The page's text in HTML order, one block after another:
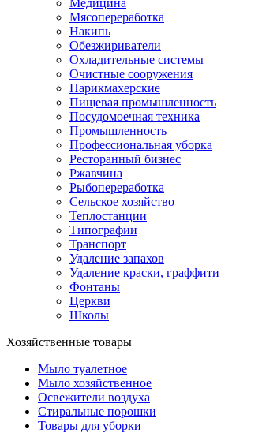
Медицина
Мясопереработка
Накипь
Обезжириватели
Охладительные системы
Очистные сооружения
Парикмахерские
Пищевая промышленность
Посудомоечная техника
Промышленность
Профессиональная уборка
Ресторанный бизнес
Ржавчина
Рыбопереработка
Сельское хозяйство
Теплостанции
Типографии
Транспорт
Удаление запахов
Удаление краски, граффити
Фонтаны
Церкви
Школы
Хозяйственные товары
Мыло туалетное
Мыло хозяйственное
Освежители воздуха
Стиральные порошки
Товары для уборки